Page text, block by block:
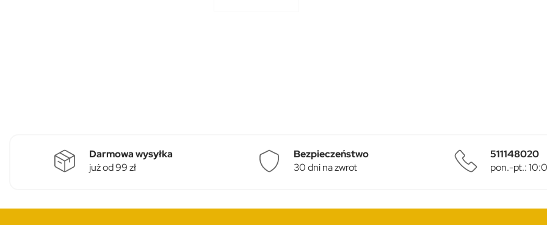
Darmowa wysyłka
już od 99 zł
Bezpieczeństwo
30 dni na zwrot
511148020
pon.-pt.: